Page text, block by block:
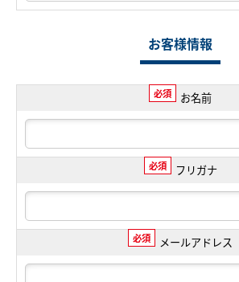
お客様情報
必須 お名前
必須 フリガナ
必須 メールアドレス